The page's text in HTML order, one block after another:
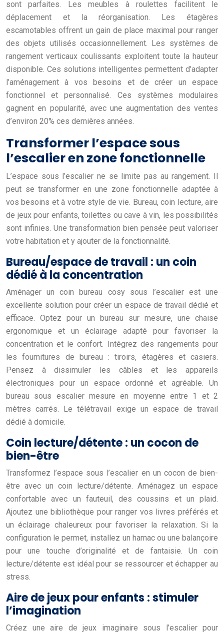
sont parfaites. Les meubles à roulettes facilitent le
déplacement et la réorganisation. Les étagères
escamotables offrent un gain de place maximal pour ranger
des objets utilisés occasionnellement. Les systèmes de
rangement verticaux coulissants exploitent toute la hauteur
disponible. Ces solutions intelligentes permettent d’adapter
l’aménagement à vos besoins et de créer un espace
fonctionnel et personnalisé. Ces systèmes modulaires
gagnent en popularité, avec une augmentation des ventes
d’environ 20% ces dernières années.
Transformer l’espace sous
l’escalier en zone fonctionnelle
L’espace sous l’escalier ne se limite pas au rangement. Il
peut se transformer en une zone fonctionnelle adaptée à
vos besoins et à votre style de vie. Bureau, coin lecture, aire
de jeux pour enfants, toilettes ou cave à vin, les possibilités
sont infinies. Une transformation bien pensée peut valoriser
votre habitation et y ajouter de la fonctionnalité.
Bureau/espace de travail : un coin
dédié à la concentration
Aménager un coin bureau cosy sous l’escalier est une
excellente solution pour créer un espace de travail dédié et
efficace. Optez pour un bureau sur mesure, une chaise
ergonomique et un éclairage adapté pour favoriser la
concentration et le confort. Intégrez des rangements pour
les fournitures de bureau : tiroirs, étagères et casiers.
Pensez à dissimuler les câbles et les appareils
électroniques pour un espace ordonné et agréable. Un
bureau sous escalier mesure en moyenne entre 1 et 2
mètres carrés. Le télétravail exige un espace de travail
dédié à domicile.
Coin lecture/détente : un cocon de
bien-être
Transformez l’espace sous l’escalier en un cocon de bien-
être avec un coin lecture/détente. Aménagez un espace
confortable avec un fauteuil, des coussins et un plaid.
Ajoutez une bibliothèque pour ranger vos livres préférés et
un éclairage chaleureux pour favoriser la relaxation. Si la
configuration le permet, installez un hamac ou une balançoire
pour une touche d’originalité et de fantaisie. Un coin
lecture/détente est idéal pour se ressourcer et échapper au
stress.
Aire de jeux pour enfants : stimuler
l’imagination
Créez une aire de jeux imaginaire sous l’escalier pour